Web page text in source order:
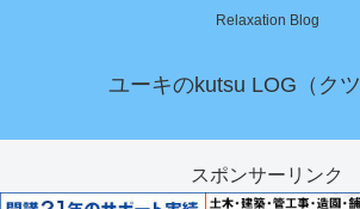
Relaxation Blog
ユーキのkutsu LOG（クツ
スポンサーリンク